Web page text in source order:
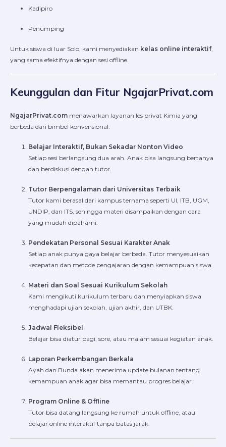
Kadipiro
Penumping
Untuk siswa di luar Solo, kami menyediakan kelas online interaktif,
yang sama efektifnya dengan sesi offline.
Keunggulan dan Fitur NgajarPrivat.com
NgajarPrivat.com menawarkan layanan les privat Kimia yang
berbeda dari bimbel konvensional:
Belajar Interaktif, Bukan Sekadar Nonton Video
Setiap sesi berlangsung dua arah. Anak bisa langsung bertanya
dan berdiskusi dengan tutor.
Tutor Berpengalaman dari Universitas Terbaik
Tutor kami berasal dari kampus ternama seperti UI, ITB, UGM,
UNDIP, dan ITS, sehingga materi disampaikan dengan cara
yang mudah dipahami.
Pendekatan Personal Sesuai Karakter Anak
Setiap anak punya gaya belajar berbeda. Tutor menyesuaikan
kecepatan dan metode pengajaran dengan kemampuan siswa.
Materi dan Soal Sesuai Kurikulum Sekolah
Kami mengikuti kurikulum terbaru dan menyiapkan siswa
menghadapi ujian sekolah, ujian akhir, dan UTBK.
Jadwal Fleksibel
Belajar bisa diatur pagi, sore, atau malam sesuai kegiatan anak.
Laporan Perkembangan Berkala
Ayah dan Bunda akan menerima update bulanan tentang
kemampuan anak agar bisa memantau progres belajar.
Program Online & Offline
Tutor bisa datang langsung ke rumah untuk offline, atau
belajar online interaktif tanpa batas jarak.